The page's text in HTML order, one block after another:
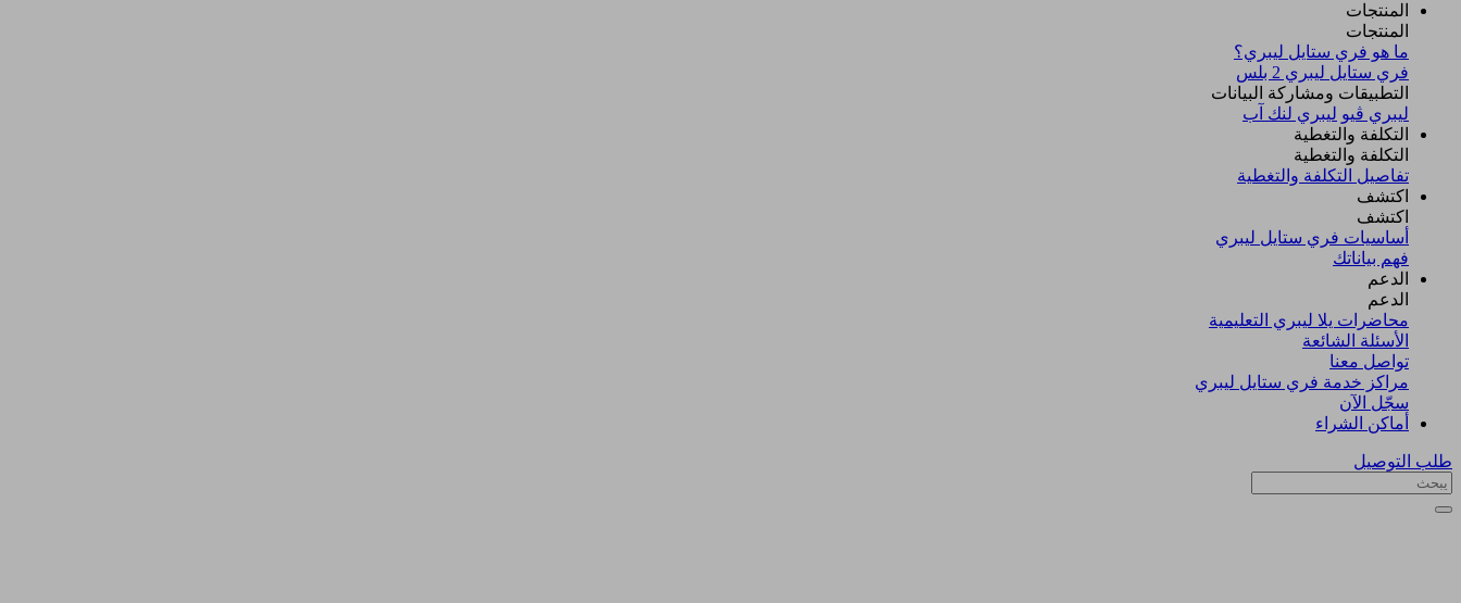
المنتجات
المنتجات
ما هو فري ستايل ليبري؟
فري ستايل ليبري 2 بلس​
التطبيقات ومشاركة البيانات
ليبري ڤيو ليبري لنك آب
التكلفة والتغطية
التكلفة والتغطية
تفاصيل التكلفة والتغطية
اكتشف​
اكتشف​
أساسيات فري ستايل ليبري
فهم بياناتك
الدعم
الدعم
محاضرات يلا ليبري التعليمية
الأسئلة الشائعة
تواصل معنا
مراكز خدمة فري ستايل ليبري
سجّل الآن​
أماكن الشراء
طلب التوصيل